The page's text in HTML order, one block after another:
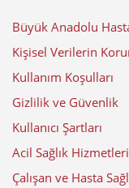
Büyük Anadolu
Kişisel Verilerin
Kullanım Koşulları
Gizlilik ve Güvenlik
Kullanıcı Şartları
Acil Sağlık Hizmetleri
Çalışan ve Hasta